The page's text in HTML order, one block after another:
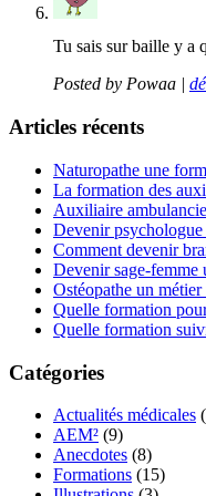
Tu sais sur baille y a
Posted by Powaa
Articles récents
Naturopathe une
La formation des
Auxiliaire
Devenir
Comment devenir
Devenir sage-femme
Ostéopathe un
Quelle formation
Quelle formation
Catégories
Actualités médicales
AEM² (9)
Anecdotes (8)
Formations (15)